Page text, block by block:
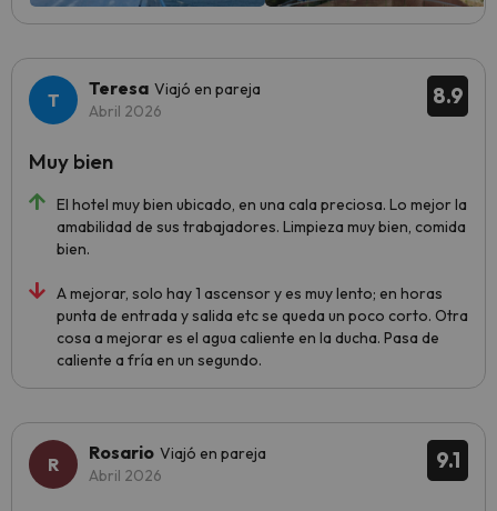
8.9
Teresa Viajó en pareja
Abril 2026
El hotel muy bien ubicado, en una cala preciosa. Lo mejor la
amabilidad de sus trabajadores. Limpieza muy bien, comida
bien.
A mejorar, solo hay 1 ascensor y es muy lento; en horas
punta de entrada y salida etc se queda un poco corto. Otra
cosa a mejorar es el agua caliente en la ducha. Pasa de
caliente a fría en un segundo.
Muy bien
9.1
Rosario Viajó en pareja
Abril 2026